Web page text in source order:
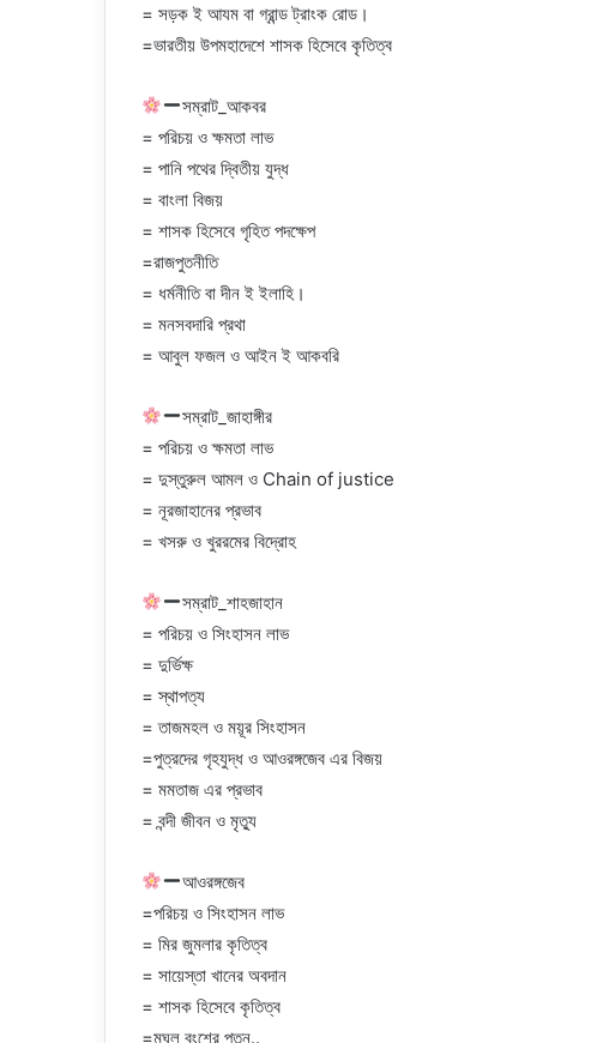
= সড়ক ই আযম বা গ্রান্ড ট্রাংক রোড।
=ভারতীয় উপমহাদেশে শাসক হিসেবে কৃতিত্ব
সম্রাট_আকবর
= পরিচয় ও ক্ষমতা লাভ
= পানি পথের দ্বিতীয় যুদ্ধ
= বাংলা বিজয়
= শাসক হিসেবে গৃহিত পদক্ষেপ
=রাজপুতনীতি
= ধর্মনীতি বা দীন ই ইলাহি।
= মনসবদারি প্রথা
= আবুল ফজল ও আইন ই আকবরি
সম্রাট_জাহাঙ্গীর
= পরিচয় ও ক্ষমতা লাভ
= দুস্তুরুল আমল ও Chain of justice
= নূরজাহানের প্রভাব
= খসরু ও খুররমের বিদ্রোহ
সম্রাট_শাহজাহান
= পরিচয় ও সিংহাসন লাভ
= দুর্ভিক্ষ
= স্থাপত্য
= তাজমহল ও ময়ূর সিংহাসন
=পুত্রদের গৃহযুদ্ধ ও আওরঙ্গজেব এর বিজয়
= মমতাজ এর প্রভাব
= বন্দী জীবন ও মৃত্যু
আওরঙ্গজেব
=পরিচয় ও সিংহাসন লাভ
= মির জুমলার কৃতিত্ব
= সায়েস্তা খানের অবদান
= শাসক হিসেবে কৃতিত্ব
=মুঘল বংশের পতন..